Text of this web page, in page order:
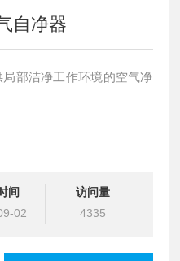
自净器
部洁净工作环境的空气净
间
02
访问量
4335